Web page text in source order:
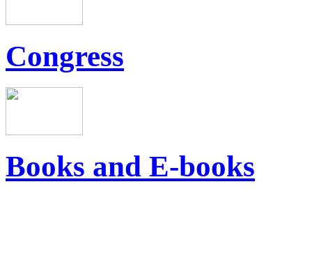
Congress
Books and E-books